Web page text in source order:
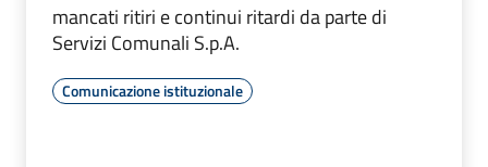
mancati ritiri e continui ritardi da parte di
Servizi Comunali S.p.A.
Comunicazione istituzionale